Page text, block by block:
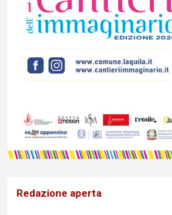
Redazione aperta